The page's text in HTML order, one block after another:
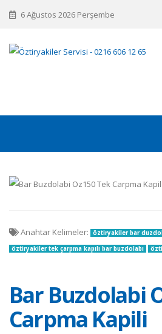
6 Ağustos 2026 Perşembe
Bar Buzdolabi
Carpma Kapili
Anahtar Kelimeler:
öztiryakiler bar
öztiryakiler tek çarpma kapılı bar buzdolabı